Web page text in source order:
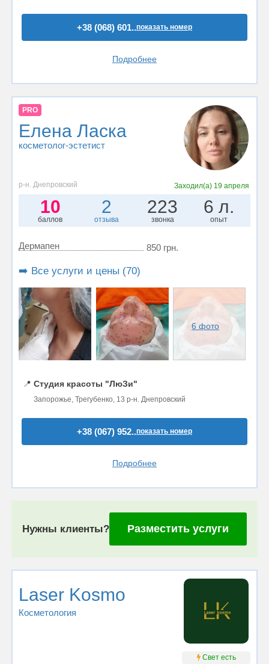
+38 (068) 601..показать номер
Подробнее
PRO
Елена Ласка
косметолог-эстетист
р-н. Днепровский Заходил(а) 19 апреля
10
баллов
2
отзыва
223
звонка
6 л.
опыт
Дермапен 850 грн.
➡️ Все услуги и цены (70)
6 фото
📍 Студия красоты "ЛюЗи"
Запорожье, Трегубенко, 13 р-н. Днепровский
+38 (067) 952..показать номер
Подробнее
Нужны клиенты? Разместить услуги
Laser Kosmo
Косметология
Свет есть